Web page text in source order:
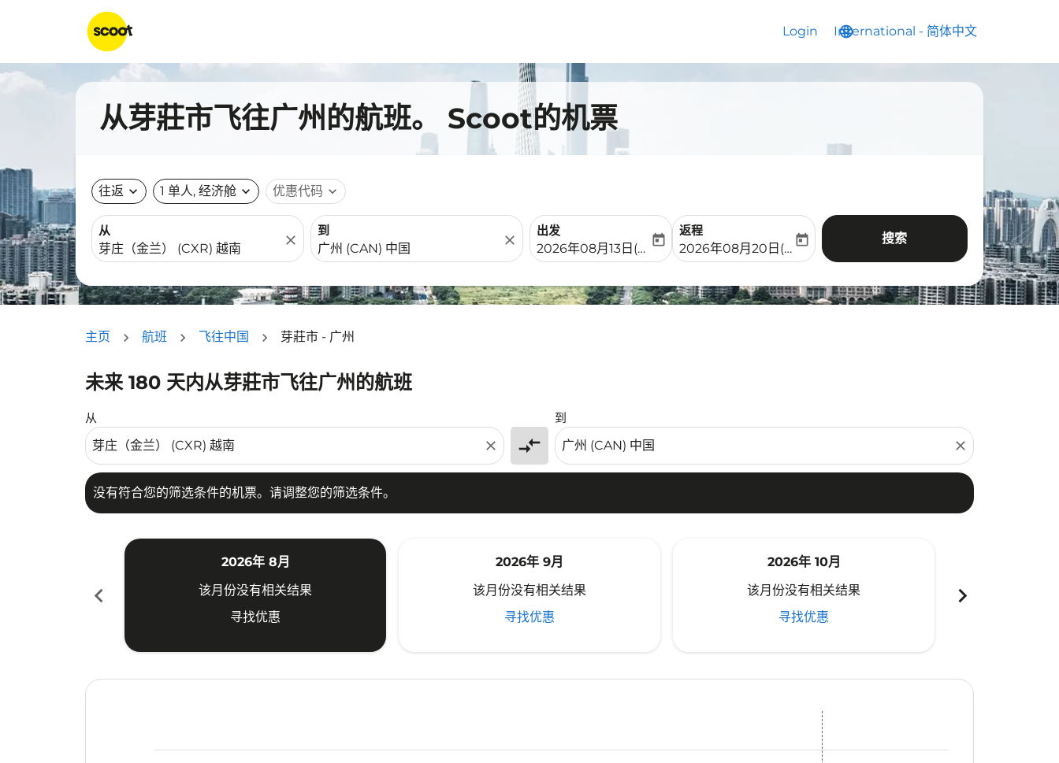
Login language
International - 简体中文
keyboard_arrow_down
从芽莊市飞往广州的航班。 Scoot的机票
往返 expand_more 1 单人, 经济舱 expand_more 优惠代码 expand_more
从
close
到
close
出发
fc-booking-departure-date-aria-label
2026年08月13日(周四)
today
返程
fc-booking-return-date-aria-label
2026年08月20日(周四)
today 搜索
主页 航班 飞往中国 芽莊市 - 广州
未来 180 天内从芽莊市飞往广州的航班
从
close compare_arrows
到
close
没有符合您的筛选条件的机票。请调整您的筛选条件。
没有符合您的筛选条件的机票。请调整您的筛选条件。
chevron_left
2026年 8月
该月份没有相关结果
寻找优惠
2026年 9月
该月份没有相关结果
寻找优惠
2026年 10月
该月份没有相关结果
寻找优惠
chevron_right
CXR–CAN: cmp-view-offers-disclaimer. 寻找优惠
CXR–CAN: cmp-view-offers-disclaimer. 寻找优惠
CXR–CAN: cmp-view-offers-disclaimer. 寻找优惠
CXR–CAN: cmp-view-offers-disclaimer. 寻找优惠
CXR–CAN: cmp-view-offers-disclaimer. 寻找优惠
CXR–CAN: cmp-view-offers-disclaimer. 寻找优惠
CXR–CAN: cmp-view-offers-disclaimer. 寻找优惠
CXR–CAN: cmp-view-offers-disclaimer. 寻找优惠
CXR–CAN: cmp-view-offers-disclaimer. 寻找优惠
CXR–CAN: cmp-view-offers-disclaimer. 寻找